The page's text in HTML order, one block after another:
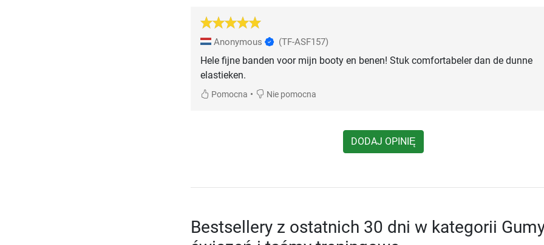
Anonymous (TF-ASF157)
Hele fijne banden voor mijn booty en benen! Stuk comfortabeler dan de dunne
elastieken.
Pomocna • Nie pomocna
DODAJ OPINIĘ
Bestsellery z ostatnich 30 dni w kategorii